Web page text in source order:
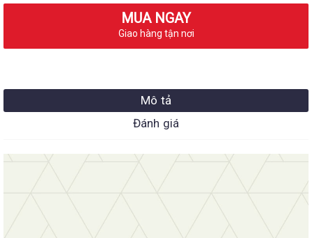
MUA NGAY
Giao hàng tận nơi
Mô tả
Đánh giá